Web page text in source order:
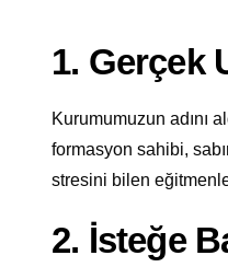
1. Gerçek
Kurumumuzun adını
formasyon sahibi,
stresini bilen
2. İsteğe